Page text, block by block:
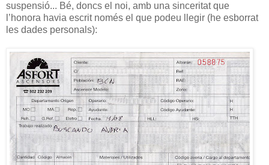
suspensió... Bé, doncs el noi, amb una sinceritat que
l’honora havia escrit només el que podeu llegir (he esborrat
les dades personals):